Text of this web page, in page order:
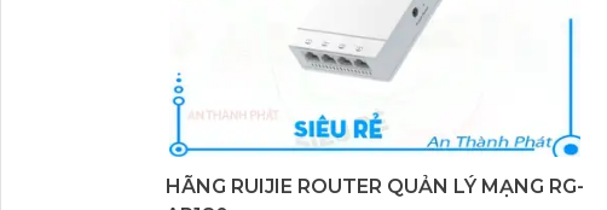
HÃNG RUIJIE ROUTER QUẢN LÝ MẠNG RG-